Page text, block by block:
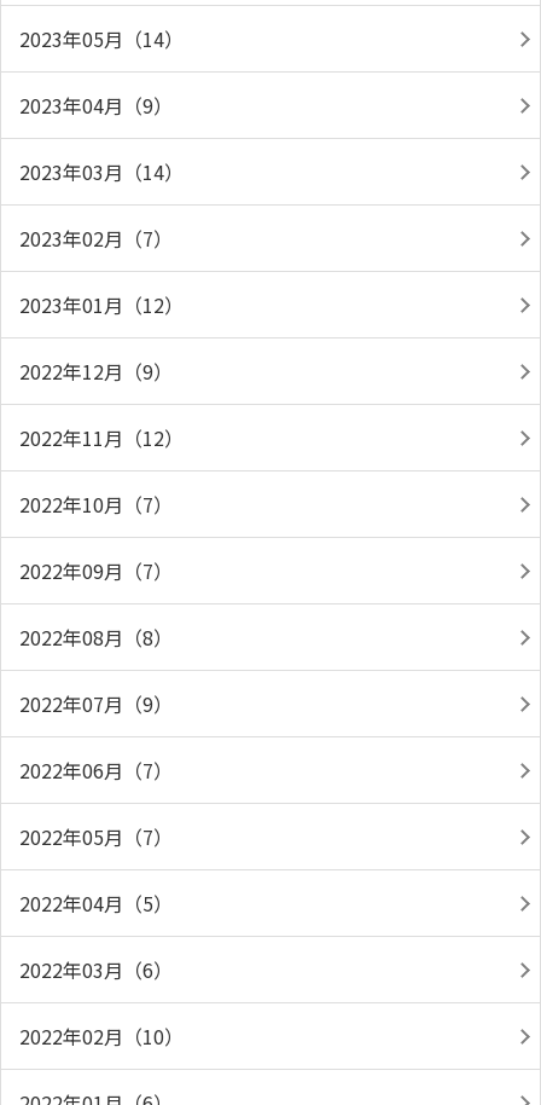
2023年05月（14）
2023年04月（9）
2023年03月（14）
2023年02月（7）
2023年01月（12）
2022年12月（9）
2022年11月（12）
2022年10月（7）
2022年09月（7）
2022年08月（8）
2022年07月（9）
2022年06月（7）
2022年05月（7）
2022年04月（5）
2022年03月（6）
2022年02月（10）